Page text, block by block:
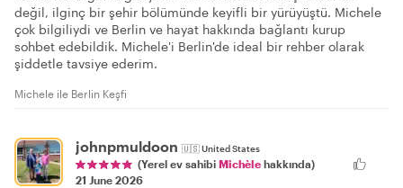
değil, ilginç bir şehir bölümünde keyifli bir yürüyüştü. Michele
çok bilgiliydi ve Berlin ve hayat hakkında bağlantı kurup
sohbet edebildik. Michele'i Berlin'de ideal bir rehber olarak
şiddetle tavsiye ederim.
Michele ile Berlin Keşfi
johnpmuldoon 🇺🇸United States
(Yerel ev sahibi Michèle hakkında)
21 June 2026